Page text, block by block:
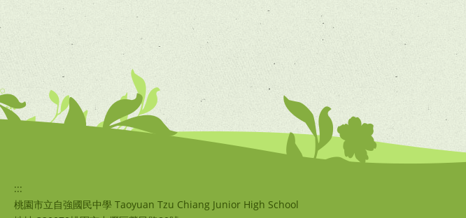
:::
桃園市立自強國民中學 Taoyuan Tzu Chiang Junior High School